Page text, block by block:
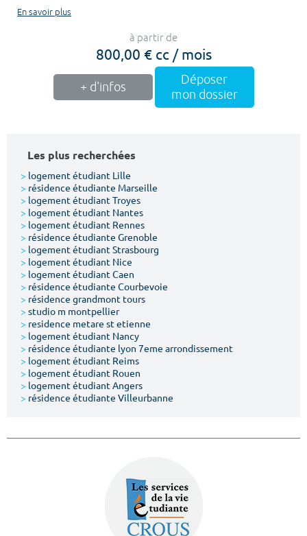
En savoir plus
à partir de
800,00 € cc / mois
+ d'infos
Déposer
mon dossier
Les plus recherchées
> logement étudiant Lille
> résidence étudiante Marseille
> logement étudiant Troyes
> logement étudiant Nantes
> logement étudiant Rennes
> résidence étudiante Grenoble
> logement étudiant Strasbourg
> logement étudiant Nice
> logement étudiant Caen
> résidence étudiante Courbevoie
> résidence grandmont tours
> studio m montpellier
> residence metare st etienne
> logement étudiant Nancy
> résidence étudiante lyon 7eme arrondissement
> logement étudiant Reims
> logement étudiant Rouen
> logement étudiant Angers
> résidence étudiante Villeurbanne